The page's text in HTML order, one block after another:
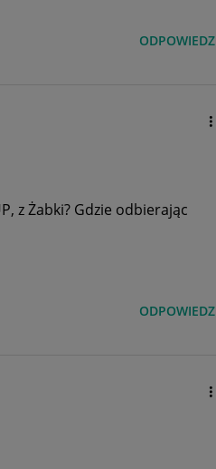
ODPOWIEDZ
z Żabki? Gdzie odbierając
ODPOWIEDZ